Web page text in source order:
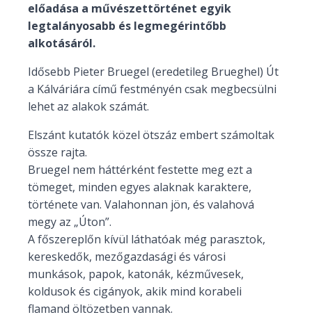
előadása a művészettörténet egyik
legtalányosabb és legmegérintőbb
alkotásáról.
Idősebb Pieter Bruegel (eredetileg Brueghel) Út
a Kálváriára című festményén csak megbecsülni
lehet az alakok számát.
Elszánt kutatók közel ötszáz embert számoltak
össze rajta.
Bruegel nem háttérként festette meg ezt a
tömeget, minden egyes alaknak karaktere,
története van. Valahonnan jön, és valahová
megy az „Úton”.
A főszereplőn kívül láthatóak még parasztok,
kereskedők, mezőgazdasági és városi
munkások, papok, katonák, kézművesek,
koldusok és cigányok, akik mind korabeli
flamand öltözetben vannak.